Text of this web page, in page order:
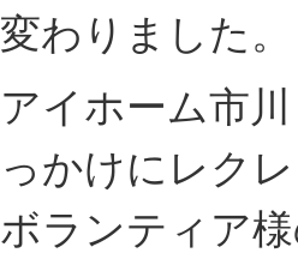
変わりました。
アイホーム市
っかけにレク
ボランティア